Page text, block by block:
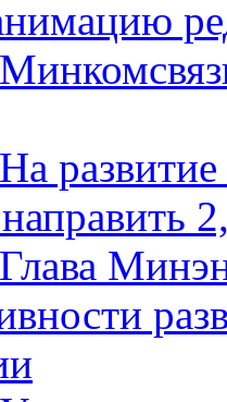
На
Глава